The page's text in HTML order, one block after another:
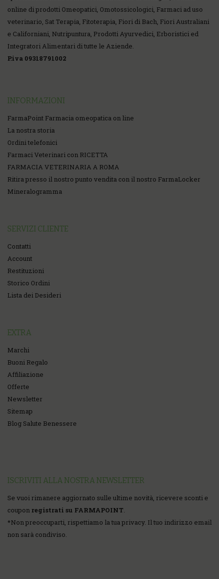
online di prodotti Omeopatici, Omotossicologici, Farmaci ad uso
veterinario, Sat Terapia, Fitoterapia, Fiori di Bach, Fiori Australiani
e Californiani, Nutripuntura, Prodotti Ayurvedici, Erboristici ed
Integratori Alimentari di tutte le Aziende.
P.iva 09318791002
INFORMAZIONI
FarmaPoint Farmacia omeopatica on line
La nostra storia
Ordini telefonici
Farmaci Veterinari con RICETTA
FARMACIA VETERINARIA A ROMA
Ritira presso il nostro punto vendita con il nostro FarmaLocker
Mineralogramma
SERVIZI CLIENTE
Contatti
Account
Restituzioni
Storico Ordini
Lista dei Desideri
EXTRA
Marchi
Buoni Regalo
Affiliazione
Offerte
Newsletter
Sitemap
Blog Salute Benessere
ISCRIVITI ALLA NOSTRA NEWSLETTER
Se vuoi rimanere aggiornato sulle ultime novità, ricevere sconti e
coupon registrati su FARMAPOINT.
*Non preoccuparti, rispettiamo la tua privacy. Il tuo indirizzo email
non sarà condiviso.